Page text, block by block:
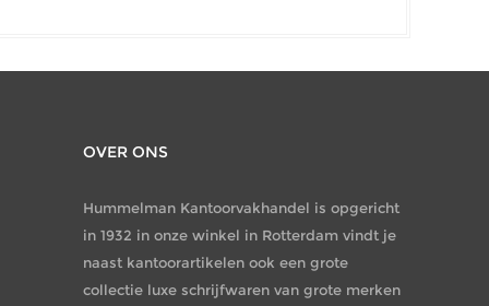
OVER ONS
Hummelman Kantoorvakhandel is opgericht
in 1932 in onze winkel in Rotterdam vindt je
naast kantoorartikelen ook een grote
collectie luxe schrijfwaren van grote merken